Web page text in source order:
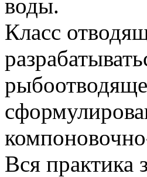
воды.
Класс
Вся практика